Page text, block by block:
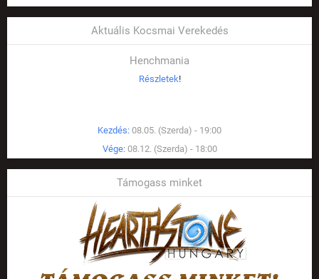
Aktuális Kocsmai Verekedés
Henchmania
Részletek!
Kezdés: 08.05. (Szerda) - 19:00
Vége: 08.12. (Szerda) - 18:00
Támogass minket